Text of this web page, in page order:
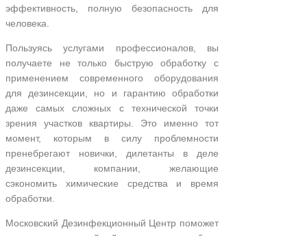
эффективность, полную безопасность для
человека.
Пользуясь услугами профессионалов, вы
получаете не только быструю обработку с
применением современного оборудования
для дезинсекции, но и гарантию обработки
даже самых сложных с технической точки
зрения участков квартиры. Это именно тот
момент, которым в силу проблемности
пренебрегают новички, дилетанты в деле
дезинсекции, компании, желающие
сэкономить химические средства и время
обработки.
Московский Дезинфекционный Центр поможет